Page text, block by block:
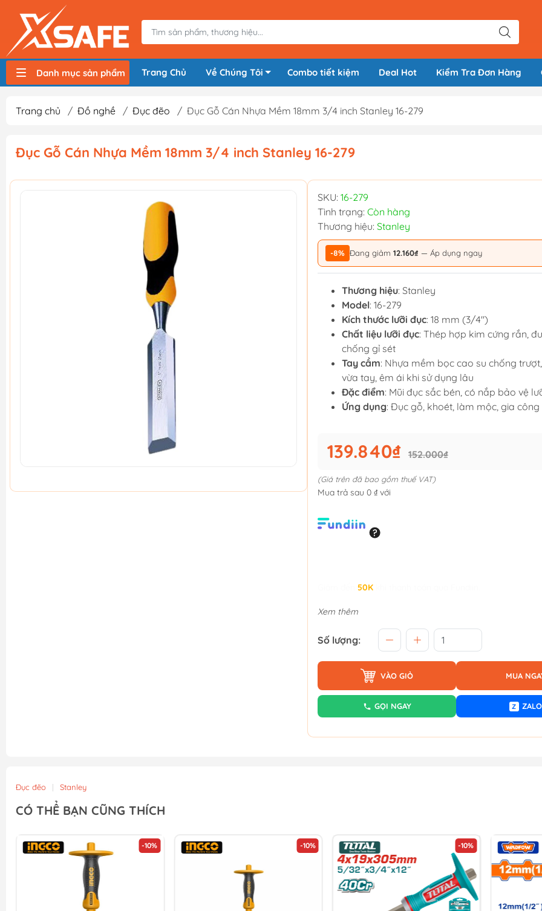
Danh mục sản phẩm Trang Chủ Về Chúng Tôi Combo tiết kiệm Deal Hot Kiểm Tra Đơn Hàng
Trang chủ / Đồ nghề / Đục đẽo / Đục Gỗ Cán Nhựa Mềm 18mm 3/4 inch Stanley 16-279
Đục Gỗ Cán Nhựa Mềm 18mm 3/4 inch Stanley 16-279
SKU: 16-279
Tình trạng: Còn hàng
Thương hiệu: Stanley
-8% Đang giảm 12.160₫ — Áp dụng ngay
Thương hiệu: Stanley
Model: 16-279
Kích thước lưỡi đục: 18 mm (3/4")
Chất liệu lưỡi đục: Thép hợp kim cứng rắn,
chống gỉ sét
Tay cầm: Nhựa mềm bọc cao su chống
vừa tay, êm ái khi sử dụng lâu
Đặc điểm: Mũi đục sắc bén, có nắp bảo vệ
Ứng dụng: Đục gỗ, khoét, làm mộc, gia
139.840₫ 152.000₫
(Giá trên đã bao gồm thuế VAT)
Mua trả sau 0 ₫ với
50K
Xem thêm
Số lượng:
VÀO GIỎ MUA
GỌI NGAY Z ZALO
Đục đẽo | Stanley
CÓ THỂ BẠN CŨNG THÍCH
-10% -10% -10%